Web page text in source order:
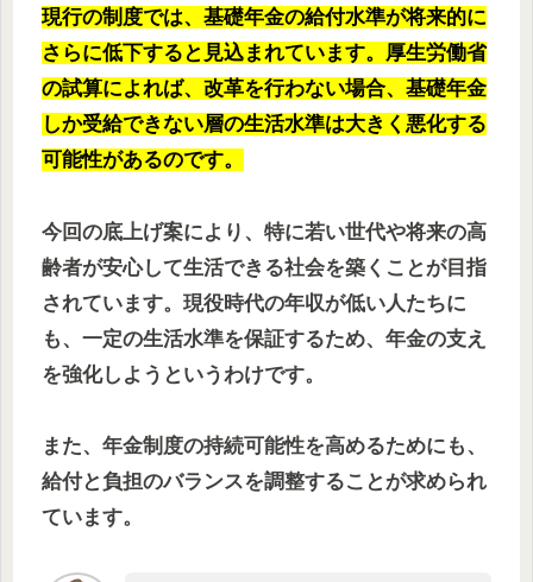
現行の制度では、基礎年金の給付水準が将来的に
さらに低下すると見込まれています。厚生労働省
の試算によれば、改革を行わない場合、基礎年金
しか受給できない層の生活水準は大きく悪化する
可能性があるのです。
今回の底上げ案により、特に若い世代や将来の高
齢者が安心して生活できる社会を築くことが目指
されています。現役時代の年収が低い人たちに
も、一定の生活水準を保証するため、年金の支え
を強化しようというわけです。
また、年金制度の持続可能性を高めるためにも、
給付と負担のバランスを調整することが求められ
ています。